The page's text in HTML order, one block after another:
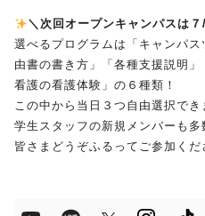
＼次回オープンキャンパスは
選べるプログラムは「キャンパ
由書の書き方」「各種支援説明
看護の看護体験」の６種類！
この中から当日３つ自由選択でき
学生スタッフの新規メンバーも多
皆さまどうぞふるってご参加くだ